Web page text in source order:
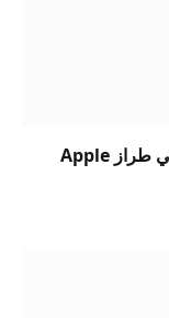
iPhone Ultra قادم: ست ميزات جديدة في طراز Apple